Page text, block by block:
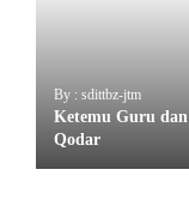
By : sdittbz-jtm
Ketemu Guru
Qodar